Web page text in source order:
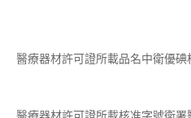
醫療器材許可證所載品名中衛優碘